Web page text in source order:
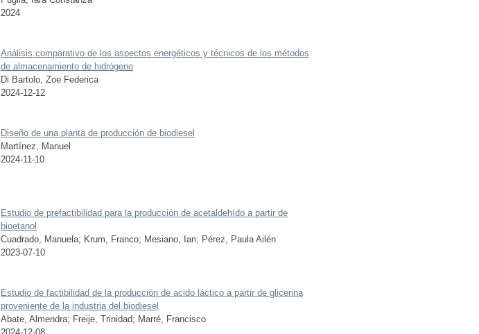
2024
Análisis comparativo de los aspectos energéticos y técnicos de los métodos
de almacenamiento de hidrógeno
Di Bartolo, Zoe Federica
2024-12-12
Diseño de una planta de producción de biodiesel
Martínez, Manuel
2024-11-10
Estudio de prefactibilidad para la producción de acetaldehído a partir de
bioetanol
Cuadrado, Manuela; Krum, Franco; Mesiano, Ian; Pérez, Paula Ailén
2023-07-10
Estudio de factibilidad de la producción de acido láctico a partir de glicerina
proveniente de la industria del biodiesel
Abate, Almendra; Freije, Trinidad; Marré, Francisco